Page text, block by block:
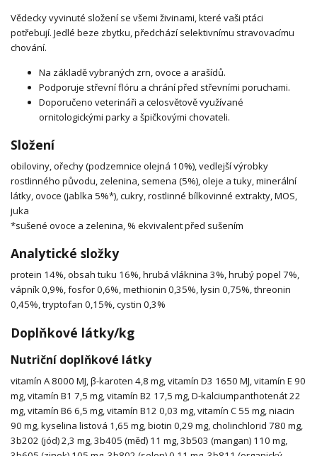
Vědecky vyvinuté složení se všemi živinami, které vaši ptáci
potřebují. Jedlé beze zbytku, předchází selektivnímu stravovacímu
chování.
Na základě vybraných zrn, ovoce a arašídů.
Podporuje střevní flóru a chrání před střevními poruchami.
Doporučeno veterináři a celosvětově využívané
ornitologickými parky a špičkovými chovateli.
Složení
obiloviny, ořechy (podzemnice olejná 10%), vedlejší výrobky
rostlinného původu, zelenina, semena (5%), oleje a tuky, minerální
látky, ovoce (jablka 5%*), cukry, rostlinné bílkovinné extrakty, MOS,
juka
*sušené ovoce a zelenina, % ekvivalent před sušením
Analytické složky
protein 14%, obsah tuku 16%, hrubá vláknina 3%, hrubý popel 7%,
vápník 0,9%, fosfor 0,6%, methionin 0,35%, lysin 0,75%, threonin
0,45%, tryptofan 0,15%, cystin 0,3%
Doplňkové látky/kg
Nutriční doplňkové látky
vitamín A 8000 MJ, β-karoten 4,8 mg, vitamín D3 1650 MJ, vitamín E 90
mg, vitamín B1 7,5 mg, vitamín B2 17,5 mg, D-kalciumpanthotenát 22
mg, vitamín B6 6,5 mg, vitamín B12 0,03 mg, vitamín C 55 mg, niacin
90 mg, kyselina listová 1,65 mg, biotin 0,29 mg, cholinchlorid 780 mg,
3b202 (jód) 2,3 mg, 3b405 (měď) 11 mg, 3b503 (mangan) 110 mg,